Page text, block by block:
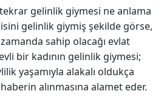
tekrar gelinlik giymesi ne anlama
gelinlik giymiş şekilde görse,
sahip olacağı evlat
bir kadının gelinlik giymesi;
yaşamıyla alakalı oldukça
alınmasına alamet eder.